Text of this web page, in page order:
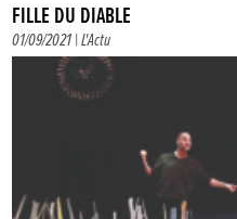
FILLE DU DIABLE
01/09/2021 |L'Actu